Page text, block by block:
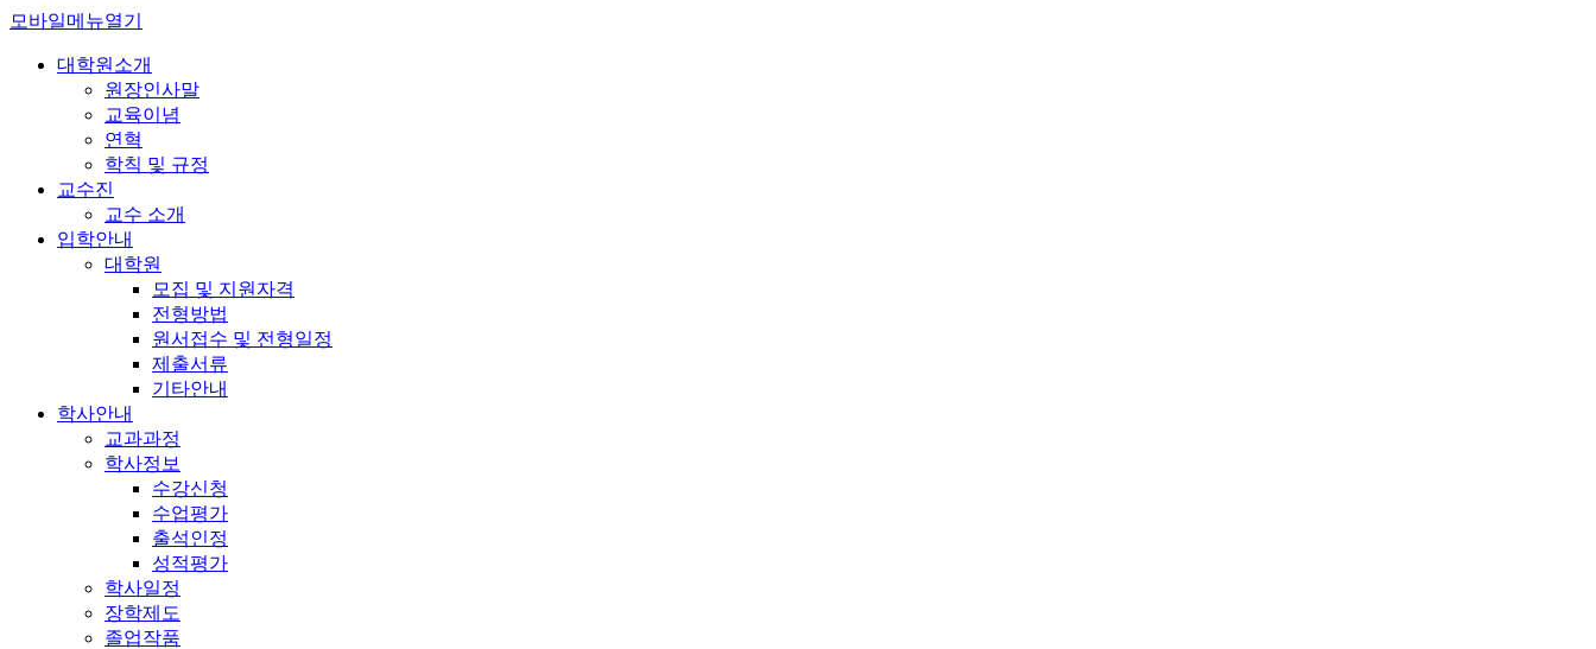
모바일메뉴열기
대학원소개
원장인사말
교육이념
연혁
학칙 및 규정
교수진
교수 소개
입학안내
대학원
모집 및 지원자격
전형방법
원서접수 및 전형일정
제출서류
기타안내
학사안내
교과과정
학사정보
수강신청
수업평가
출석인정
성적평가
학사일정
장학제도
졸업작품